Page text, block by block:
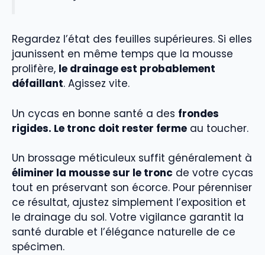
Regardez l’état des feuilles supérieures. Si elles
jaunissent en même temps que la mousse
prolifère, le drainage est probablement
défaillant. Agissez vite.
Un cycas en bonne santé a des frondes
rigides. Le tronc doit rester ferme au toucher.
Un brossage méticuleux suffit généralement à
éliminer la mousse sur le tronc de votre cycas
tout en préservant son écorce. Pour pérenniser
ce résultat, ajustez simplement l’exposition et
le drainage du sol. Votre vigilance garantit la
santé durable et l’élégance naturelle de ce
spécimen.